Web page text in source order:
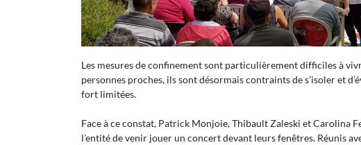
Les mesures de confinement sont particulièrement difficiles à
personnes proches, ils sont désormais contraints de s’isoler et
fort limitées.
Face à ce constat, Patrick Monjoie, Thibault Zaleski et Carolina
l’entité de venir jouer un concert devant leurs fenêtres. Réunis